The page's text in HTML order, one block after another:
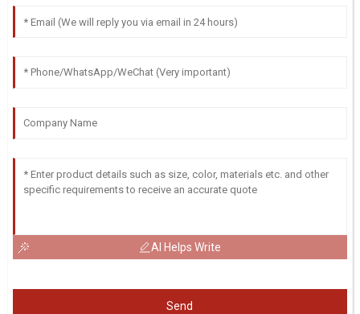
AI Helps Write
Send